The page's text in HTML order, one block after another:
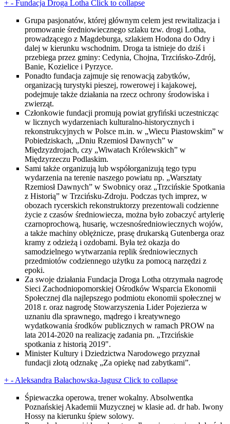
+ - Fundacja Droga Lotha Click to collapse
Grupa pasjonatów, której głównym celem jest rewitalizacja i
promowanie średniowiecznego szlaku tzw. drogi Lotha,
prowadzącego z Magdeburga, szlakiem Hodona do Odry i
dalej w kierunku wschodnim. Droga ta istnieje do dziś i
przebiega przez gminy: Cedynia, Chojna, Trzcińsko-Zdrój,
Banie, Kozielice i Pyrzyce.
Ponadto fundacja zajmuje się renowacją zabytków,
organizacją turystyki pieszej, rowerowej i kajakowej,
podejmuje także działania na rzecz ochrony środowiska i
zwierząt.
Członkowie fundacji promują powiat gryfiński uczestnicząc
w licznych wydarzeniach kulturalno-historycznych i
rekonstrukcyjnych w Polsce m.in. w „Wiecu Piastowskim” w
Pobiedziskach, „Dniu Rzemiosł Dawnych” w
Międzyzdrojach, czy „Wiwatach Królewskich” w
Międzyrzeczu Podlaskim.
Sami także organizują lub współorganizują tego typu
wydarzenia na terenie naszego powiatu np. „Warsztaty
Rzemiosł Dawnych” w Swobnicy oraz „Trzcińskie Spotkania
z Historią” w Trzcińsku-Zdroju. Podczas tych imprez, w
obozach rycerskich rekonstruktorzy prezentowali codzienne
życie z czasów średniowiecza, można było zobaczyć artylerię
czarnoprochową, husarię, wczesnośredniowiecznych wojów,
a także machiny oblężnicze, prasę drukarską Gutenberga oraz
kramy z odzieżą i ozdobami. Była też okazja do
samodzielnego wytwarzania replik średniowiecznych
przedmiotów codziennego użytku za pomocą narzędzi z
epoki.
Za swoje działania Fundacja Droga Lotha otrzymała nagrodę
Sieci Zachodniopomorskiej Ośrodków Wsparcia Ekonomii
Społecznej dla najlepszego podmiotu ekonomii społecznej w
2018 r. oraz nagrodę Stowarzyszenia Lider Pojezierza w
uznaniu dla sprawnego, mądrego i kreatywnego
wydatkowania środków publicznych w ramach PROW na
lata 2014-2020 na realizację zadania pn. „Trzcińskie
spotkania z historią 2019".
Minister Kultury i Dziedzictwa Narodowego przyznał
fundacji złotą odznakę „Za opiekę nad zabytkami”.
+ - Aleksandra Bałachowska-Jagusz Click to collapse
Śpiewaczka operowa, trener wokalny. Absolwentka
Poznańskiej Akademii Muzycznej w klasie ad. dr hab. Iwony
Hossy na kierunku śpiew solowy.